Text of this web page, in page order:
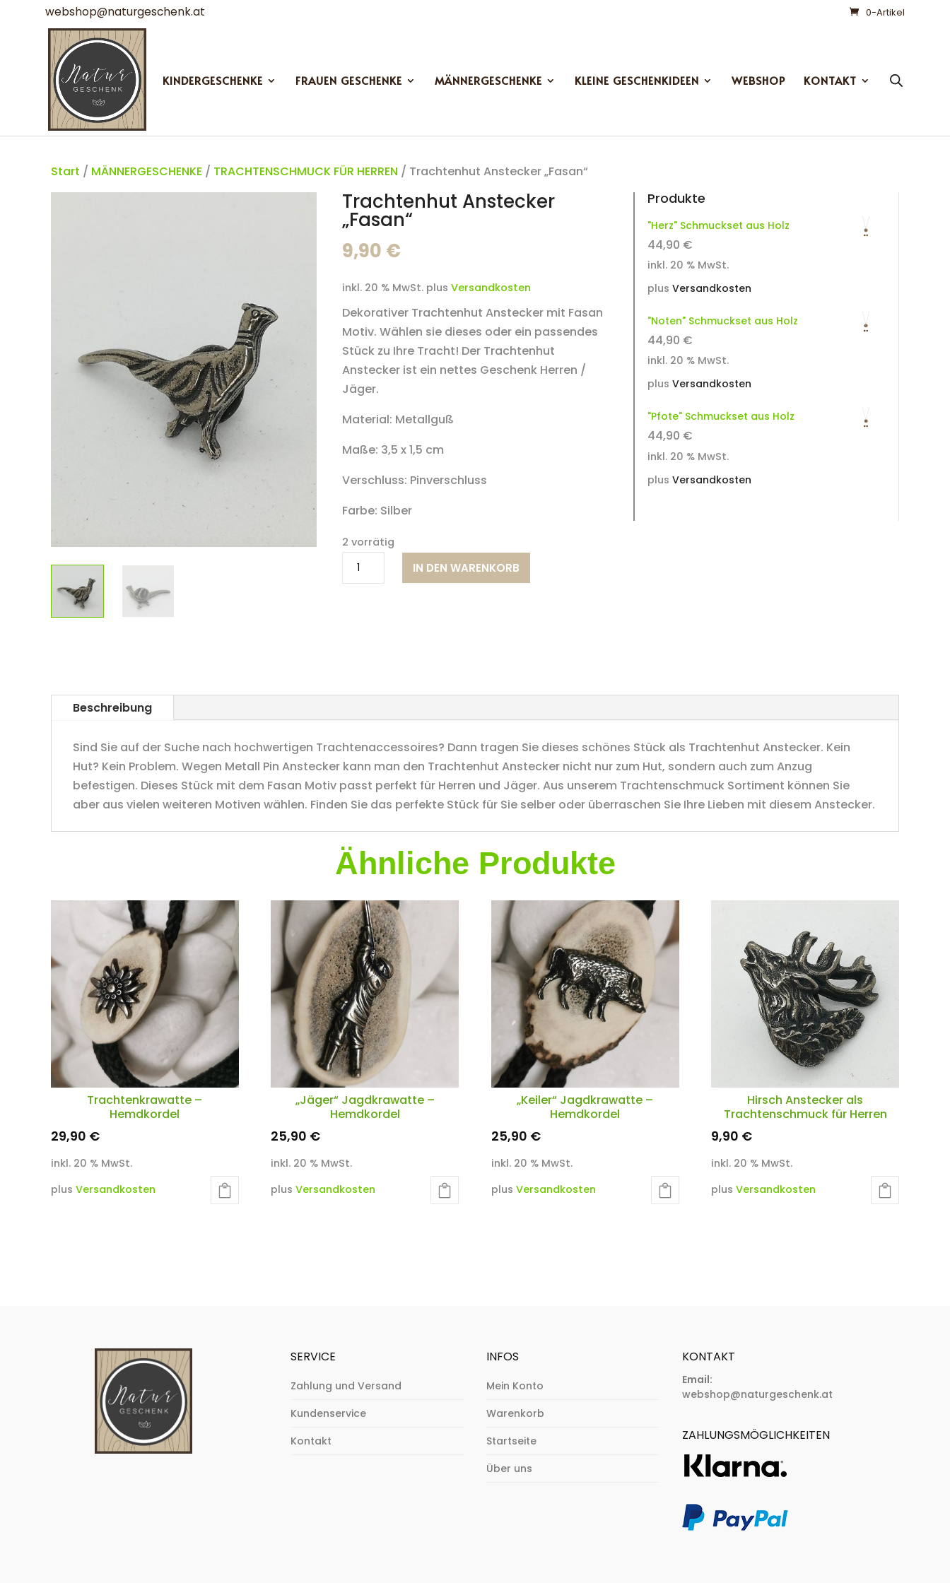
webshop@naturgeschenk.at 0-Artikel
KINDERGESCHENKE FRAUEN GESCHENKE MÄNNERGESCHENKE KLEINE GESCHENKIDEEN WEBSHOP KONTAKT
Start / MÄNNERGESCHENKE / TRACHTENSCHMUCK FÜR HERREN / Trachtenhut Anstecker „Fasan“
Trachtenhut Anstecker
„Fasan“
9,90 €
inkl. 20 % MwSt. plus Versandkosten
Dekorativer Trachtenhut Anstecker mit Fasan
Motiv. Wählen sie dieses oder ein passendes
Stück zu Ihre Tracht! Der Trachtenhut
Anstecker ist ein nettes Geschenk Herren /
Jäger.
Material: Metallguß
Maße: 3,5 x 1,5 cm
Verschluss: Pinverschluss
Farbe: Silber
2 vorrätig
Trachtenhut
Anstecker
IN DEN WARENKORB
Produkte
"Herz" Schmuckset aus Holz
44,90 €
inkl. 20 % MwSt.
plus Versandkosten
"Noten" Schmuckset aus Holz
44,90 €
inkl. 20 % MwSt.
plus Versandkosten
"Pfote" Schmuckset aus Holz
44,90 €
inkl. 20 % MwSt.
plus Versandkosten
Beschreibung
Sind Sie auf der Suche nach hochwertigen Trachtenaccessoires? Dann tragen Sie dieses schönes Stück als Trachtenhut Anstecker. Kein
Hut? Kein Problem. Wegen Metall Pin Anstecker kann man den Trachtenhut Anstecker nicht nur zum Hut, sondern auch zum Anzug
befestigen. Dieses Stück mit dem Fasan Motiv passt perfekt für Herren und Jäger. Aus unserem Trachtenschmuck Sortiment können Sie
aber aus vielen weiteren Motiven wählen. Finden Sie das perfekte Stück für Sie selber oder überraschen Sie Ihre Lieben mit diesem Anstecker.
Ähnliche Produkte
Trachtenkrawatte –
Hemdkordel
29,90 €
inkl. 20 % MwSt.
plus Versandkosten
„Jäger“ Jagdkrawatte –
Hemdkordel
25,90 €
inkl. 20 % MwSt.
plusVersandkosten
„Keiler“ Jagdkrawatte –
Hemdkordel
25,90 €
inkl. 20 % MwSt.
plus Versandkosten
Hirsch Anstecker als
Trachtenschmuck für Herren
9,90 €
inkl. 20 % MwSt.
plusVersandkosten
SERVICE
Zahlung und Versand
Kundenservice
Kontakt
INFOS
Mein Konto
Warenkorb
Startseite
Über uns
KONTAKT
Email:
webshop@naturgeschenk.at
ZAHLUNGSMÖGLICHKEITEN